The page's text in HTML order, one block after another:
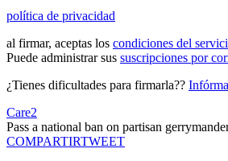
política de privacidad
al firmar, aceptas los condiciones del
Puede administrar sus suscripciones por
¿Tienes dificultades para firmarla??
Care2
Pass a national ban on partisan
COMPARTIRTWEET